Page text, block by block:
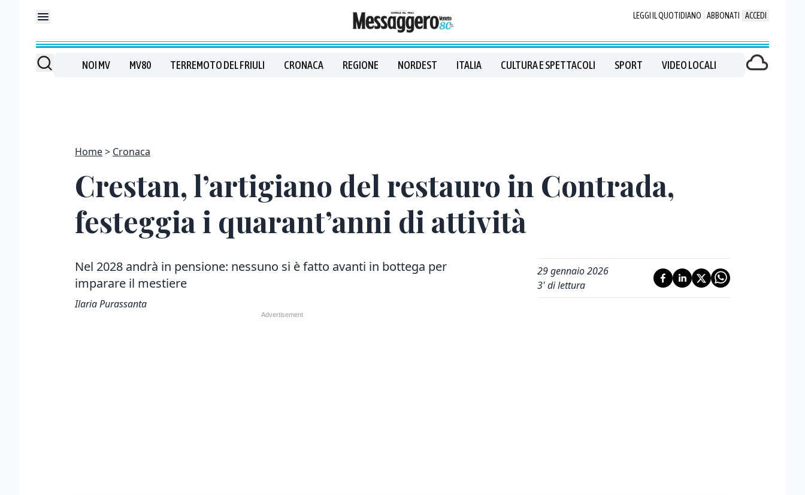
LEGGI IL QUOTIDIANO ABBONATI ACCEDI
NOI MV MV80 TERREMOTO DEL FRIULI CRONACA REGIONE NORDEST ITALIA CULTURA E SPETTACOLI SPORT VIDEO LOCALI
Home Cronaca
Crestan, l’artigiano del restauro in Contrada,
festeggia i quarant’anni di attività
Nel 2028 andrà in pensione: nessuno si è fatto avanti in bottega per
imparare il mestiere
Ilaria Purassanta
29 gennaio 2026
3' di lettura